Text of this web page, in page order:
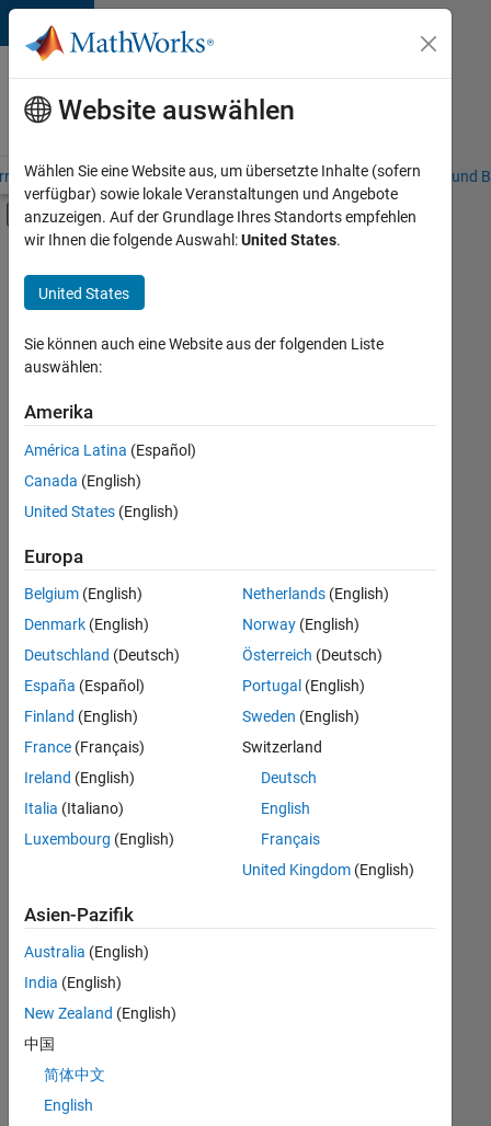
Weiter zum Inhalt
Karriere
bei
MathWorks
– Übersicht Stellensuche Niederlassungen Studierende und
Umschaltung für Off-Canvas-
Hauptinhalt
Marketing Communications
Finance and Operations
Human Resources
Legal
+3
Derzeit
es
keine
offenen
Stellen,
Ihren
Suchkriterien
entsprechen.
können
die
Suchkriterien
weiter
fassen
oder
alle
Stellenangebote
anzeigen .
noch
keine
offenen
Stellen
können,
die
Ihren
Website auswählen
Wählen Sie eine Website aus, um übersetzte Inhalte (sofern
verfügbar) sowie lokale Veranstaltungen und Angebote
anzuzeigen. Auf der Grundlage Ihres Standorts empfehlen
wir Ihnen die folgende Auswahl:United States.
United States
Sie können auch eine Website aus der folgenden Liste
auswählen:
Amerika
América Latina (Español)
Canada (English)
United States (English)
Europa
Belgium (English)
Denmark (English)
Deutschland (Deutsch)
España (Español)
Finland (English)
France (Français)
Ireland (English)
Italia (Italiano)
Luxembourg (English)
Netherlands(English)
Norway(English)
Österreich (Deutsch)
Portugal (English)
Sweden (English)
Switzerland
Deutsch
English
Français
United Kingdom(English)
Asien-Pazifik
Australia (English)
India (English)
New Zealand (English)
中国
简体中文
English